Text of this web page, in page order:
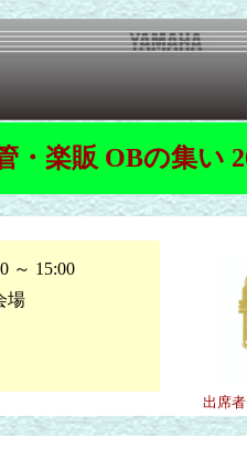
・楽販 OBの集い
15:00
場
出席